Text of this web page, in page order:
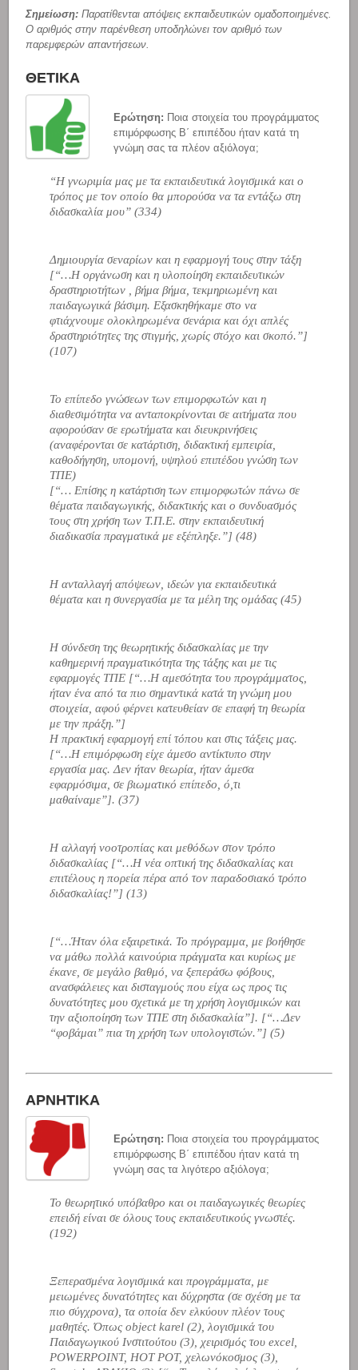
Σημείωση: Παρατίθενται απόψεις εκπαιδευτικών ομαδοποιημένες.
Ο αριθμός στην παρένθεση υποδηλώνει τον αριθμό των
παρεμφερών απαντήσεων.
ΘΕΤΙΚΑ
Ερώτηση: Ποια στοιχεία του προγράμματος
επιμόρφωσης Β΄ επιπέδου ήταν κατά τη
γνώμη σας τα πλέον αξιόλογα;
“Η γνωριμία μας με τα εκπαιδευτικά λογισμικά και ο
τρόπος με τον οποίο θα μπορούσα να τα εντάξω στη
διδασκαλία μου” (334)
Δημιουργία σεναρίων και η εφαρμογή τους στην τάξη
[“…Η οργάνωση και η υλοποίηση εκπαιδευτικών
δραστηριοτήτων , βήμα βήμα, τεκμηριωμένη και
παιδαγωγικά βάσιμη. Εξασκηθήκαμε στο να
φτιάχνουμε ολοκληρωμένα σενάρια και όχι απλές
δραστηριότητες της στιγμής, χωρίς στόχο και σκοπό.”]
(107)
Το επίπεδο γνώσεων των επιμορφωτών και η
διαθεσιμότητα να ανταποκρίνονται σε αιτήματα που
αφορούσαν σε ερωτήματα και διευκρινήσεις
(αναφέρονται σε κατάρτιση, διδακτική εμπειρία,
καθοδήγηση, υπομονή, υψηλού επιπέδου γνώση των
ΤΠΕ)
[“… Επίσης η κατάρτιση των επιμορφωτών πάνω σε
θέματα παιδαγωγικής, διδακτικής και ο συνδυασμός
τους στη χρήση των Τ.Π.Ε. στην εκπαιδευτική
διαδικασία πραγματικά με εξέπληξε.”] (48)
Η ανταλλαγή απόψεων, ιδεών για εκπαιδευτικά
θέματα και η συνεργασία με τα μέλη της ομάδας (45)
Η σύνδεση της θεωρητικής διδασκαλίας με την
καθημερινή πραγματικότητα της τάξης και με τις
εφαρμογές ΤΠΕ [“…Η αμεσότητα του προγράμματος,
ήταν ένα από τα πιο σημαντικά κατά τη γνώμη μου
στοιχεία, αφού φέρνει κατευθείαν σε επαφή τη θεωρία
με την πράξη.”]
Η πρακτική εφαρμογή επί τόπου και στις τάξεις μας.
[“…Η επιμόρφωση είχε άμεσο αντίκτυπο στην
εργασία μας. Δεν ήταν θεωρία, ήταν άμεσα
εφαρμόσιμα, σε βιωματικό επίπεδο, ό,τι
μαθαίναμε”]. (37)
Η αλλαγή νοοτροπίας και μεθόδων στον τρόπο
διδασκαλίας [“…Η νέα οπτική της διδασκαλίας και
επιτέλους η πορεία πέρα από τον παραδοσιακό τρόπο
διδασκαλίας!”] (13)
[“…Ήταν όλα εξαιρετικά. Το πρόγραμμα, με βοήθησε
να μάθω πολλά καινούρια πράγματα και κυρίως με
έκανε, σε μεγάλο βαθμό, να ξεπεράσω φόβους,
ανασφάλειες και δισταγμούς που είχα ως προς τις
δυνατότητες μου σχετικά με τη χρήση λογισμικών και
την αξιοποίηση των ΤΠΕ στη διδασκαλία”]. [“…Δεν
“φοβάμαι” πια τη χρήση των υπολογιστών.”] (5)
ΑΡΝΗΤΙΚΑ
Ερώτηση: Ποια στοιχεία του προγράμματος
επιμόρφωσης Β΄ επιπέδου ήταν κατά τη
γνώμη σας τα λιγότερο αξιόλογα;
Το θεωρητικό υπόβαθρο και οι παιδαγωγικές θεωρίες
επειδή είναι σε όλους τους εκπαιδευτικούς γνωστές.
(192)
Ξεπερασμένα λογισμικά και προγράμματα, με
μειωμένες δυνατότητες και δύχρηστα (σε σχέση με τα
πιο σύγχρονα), τα οποία δεν ελκύουν πλέον τους
μαθητές. Όπως object karel (2), λογισμικά του
Παιδαγωγικού Ινστιτούτου (3), χειρισμός του excel,
POWERPOINT, HOT POT, χελωνόκοσμος (3),